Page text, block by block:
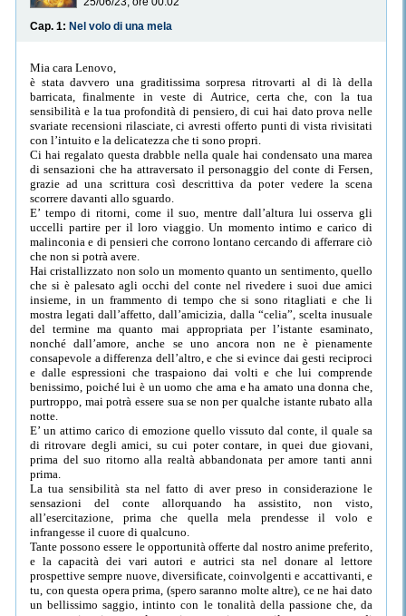
Cap. 1: Nel volo di una mela
Mia cara Lenovo,
è stata davvero una graditissima sorpresa ritrovarti al di là della
barricata, finalmente in veste di Autrice, certa che, con la tua
sensibilità e la tua profondità di pensiero, di cui hai dato prova nelle
svariate recensioni rilasciate, ci avresti offerto punti di vista rivisitati
con l’intuito e la delicatezza che ti sono propri.
Ci hai regalato questa drabble nella quale hai condensato una marea
di sensazioni che ha attraversato il personaggio del conte di Fersen,
grazie ad una scrittura così descrittiva da poter vedere la scena
scorrere davanti allo sguardo.
E’ tempo di ritorni, come il suo, mentre dall’altura lui osserva gli
uccelli partire per il loro viaggio. Un momento intimo e carico di
malinconia e di pensieri che corrono lontano cercando di afferrare ciò
che non si potrà avere.
Hai cristallizzato non solo un momento quanto un sentimento, quello
che si è palesato agli occhi del conte nel rivedere i suoi due amici
insieme, in un frammento di tempo che si sono ritagliati e che li
mostra legati dall’affetto, dall’amicizia, dalla “celia”, scelta inusuale
del termine ma quanto mai appropriata per l’istante esaminato,
nonché dall’amore, anche se uno ancora non ne è pienamente
consapevole a differenza dell’altro, e che si evince dai gesti reciproci
e dalle espressioni che traspaiono dai volti e che lui comprende
benissimo, poiché lui è un uomo che ama e ha amato una donna che,
purtroppo, mai potrà essere sua se non per qualche istante rubato alla
notte.
E’ un attimo carico di emozione quello vissuto dal conte, il quale sa
di ritrovare degli amici, su cui poter contare, in quei due giovani,
prima del suo ritorno alla realtà abbandonata per amore tanti anni
prima.
La tua sensibilità sta nel fatto di aver preso in considerazione le
sensazioni del conte allorquando ha assistito, non visto,
all’esercitazione, prima che quella mela prendesse il volo e
infrangesse il cuore di qualcuno.
Tante possono essere le opportunità offerte dal nostro anime preferito,
e la capacità dei vari autori e autrici sta nel donare al lettore
prospettive sempre nuove, diversificate, coinvolgenti e accattivanti, e
tu, con questa opera prima, (spero saranno molte altre), ce ne hai dato
un bellissimo saggio, intinto con le tonalità della passione che, da